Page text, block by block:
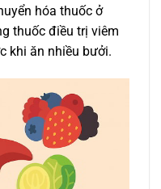
hóa thuốc ở
thuốc điều trị viêm
khi ăn nhiều bưởi.